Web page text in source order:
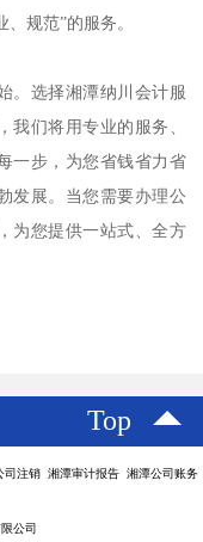
规范”的服务。
。选择湘潭纳川会计服
我们将用专业的服务、
一步，为您省钱省力省
发展。当您需要办理公
为您提供一站式、全方
Top
注销 湘潭审计报告 湘潭公司账务
公司